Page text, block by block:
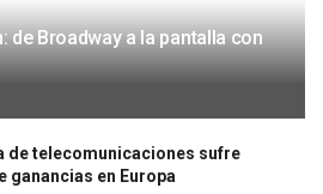
de Broadway a la pantalla con
de telecomunicaciones sufre
ganancias en Europa